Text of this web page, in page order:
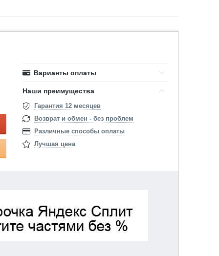
Варианты оплаты
Наши преимущества
Гарантия 12 месяцев
Возврат и обмен - без проблем
Различные способы оплаты
Лучшая цена